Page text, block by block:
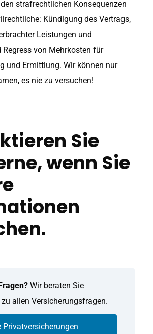
strafrechtlichen Konsequenzen
Kündigung des Vertrags,
Leistungen und
Regress von Mehrkosten für
und Ermittlung. Wir können nur
es nie zu versuchen!
Sie
wenn Sie
Wir beraten Sie
allen Versicherungsfragen.
Privatversicherungen